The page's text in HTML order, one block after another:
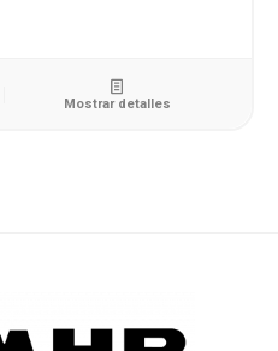
Mostrar detalles